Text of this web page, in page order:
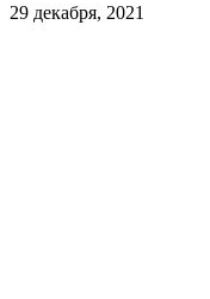
29 декабря, 2021